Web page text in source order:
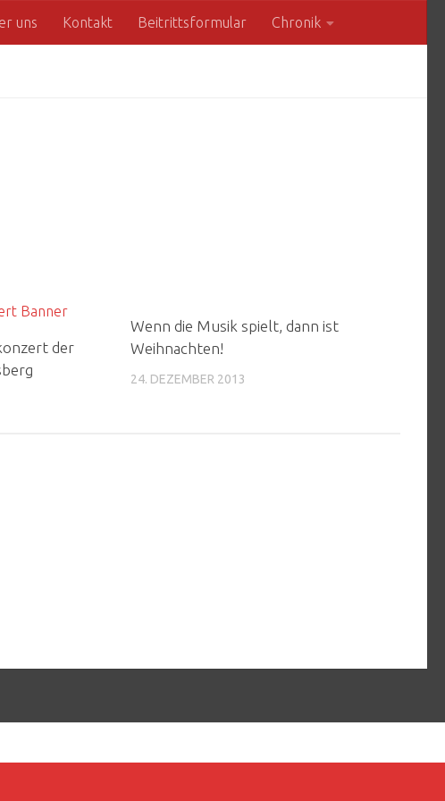
uns Kontakt Beitrittsformular Chronik
der
Wenn die Musik spielt, dann ist
Weihnachten!
24. DEZEMBER 2013